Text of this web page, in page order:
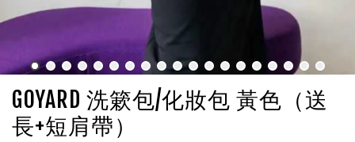
GOYARD 洗簌包/化妝包 黃色（送
長+短肩帶）